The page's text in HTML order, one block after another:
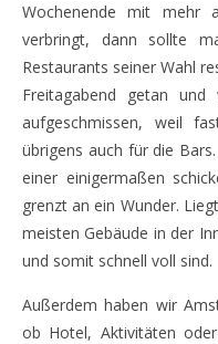
Wochenende mit mehr
verbringt, dann sollte
Restaurants seiner Wahl
Freitagabend getan
aufgeschmissen, weil
übrigens auch für die
einer einigermaßen
grenzt an ein Wunder.
meisten Gebäude in der
und somit schnell voll sind.
Außerdem haben wir
ob Hotel, Aktivitäten